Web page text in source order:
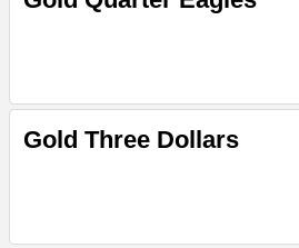
Gold Three Dollars